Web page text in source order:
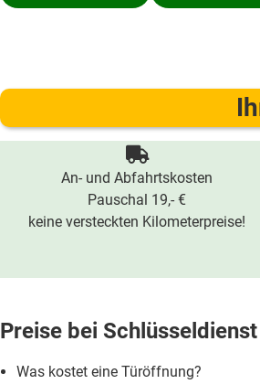
An- und Abfahrtskosten
Pauschal 19,- €
keine versteckten Kilometerpreise!
Preise bei Schlüsseldienst
Was kostet eine Türöffnung?